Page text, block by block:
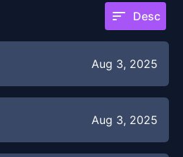
sort Desc
Aug 3, 2025
Aug 3, 2025